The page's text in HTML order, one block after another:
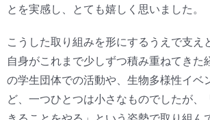
とを実感し、とても嬉しく思いました。
こうした取り組みを形にするうえで支え
自身がこれまで少しずつ積み重ねてきた
の学生団体での活動や、生物多様性イベ
ど、一つひとつは小さなものでしたが、